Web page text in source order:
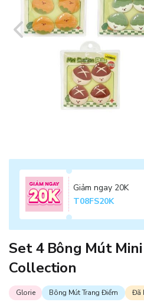
Giảm ngay 20K
T08FS20K
Set 4 Bông Mút
Collection
Glorie Bông Mút Trang Điểm Đã